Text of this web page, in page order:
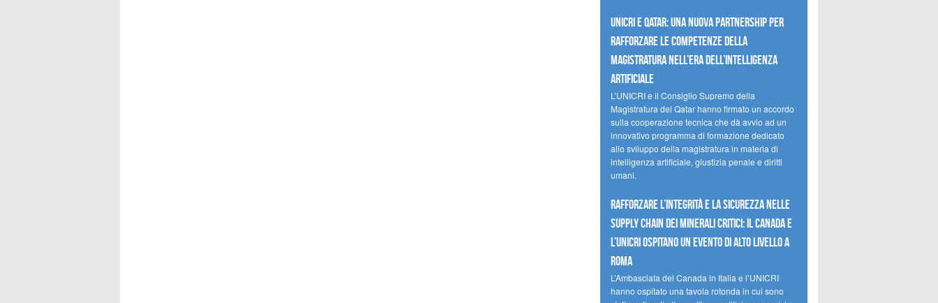
UNICRI e Qatar: una nuova partnership per
rafforzare le competenze della
magistratura nell’era dell’intelligenza
artificiale
L’UNICRI e il Consiglio Supremo della
Magistratura del Qatar hanno firmato un accordo
sulla cooperazione tecnica che dà avvio ad un
innovativo programma di formazione dedicato
allo sviluppo della magistratura in materia di
intelligenza artificiale, giustizia penale e diritti
umani.
Rafforzare l’integrità e la sicurezza nelle
supply chain dei minerali critici: il Canada e
l’UNICRI ospitano un evento di alto livello a
Roma
L’Ambasciata del Canada in Italia e l’UNICRI
hanno ospitato una tavola rotonda in cui sono